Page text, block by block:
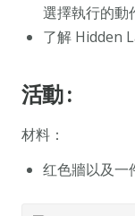
選擇執行的動
了解 Hidden
活動 :
材料：
红色牆以及一